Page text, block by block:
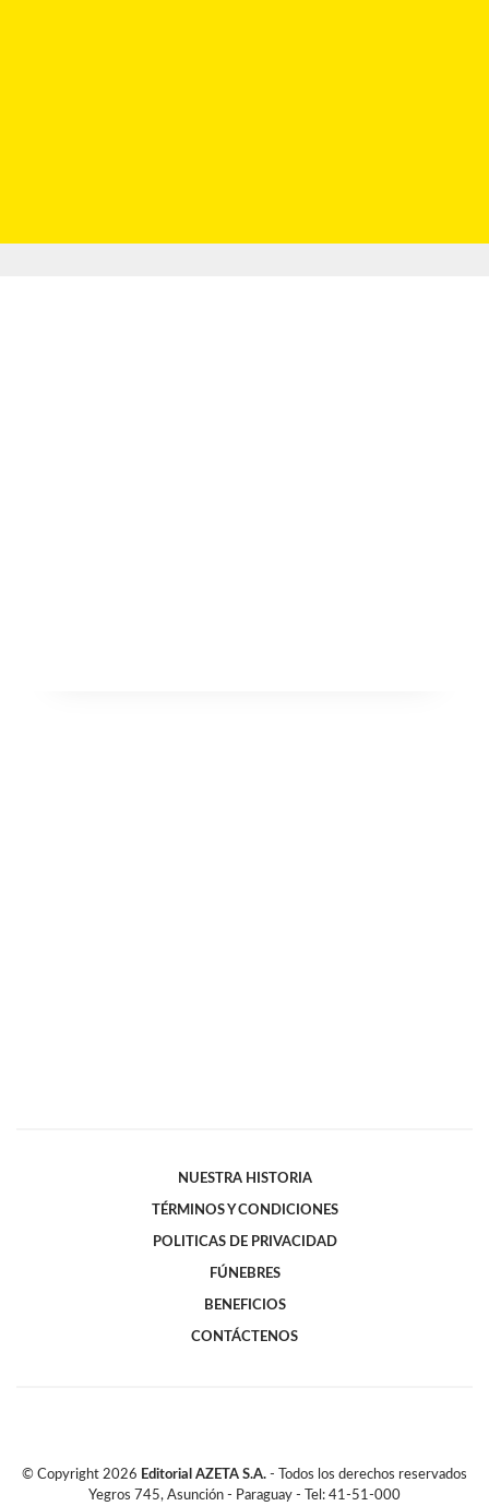
NUESTRA HISTORIA
TÉRMINOS Y CONDICIONES
POLITICAS DE PRIVACIDAD
FÚNEBRES
BENEFICIOS
CONTÁCTENOS
© Copyright 2026 Editorial AZETA S.A. - Todos los derechos reservados
Yegros 745, Asunción - Paraguay - Tel: 41-51-000